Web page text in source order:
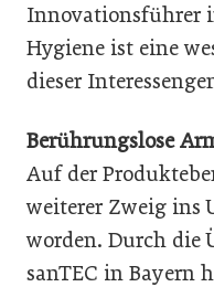
Innovationsführer
Hygiene ist eine
dieser
Berührungslose
Auf der
weiterer Zweig ins
worden. Durch die
sanTEC in Bayern